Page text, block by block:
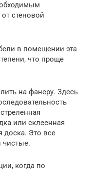
стеновой
в помещении эта
что проще
на фанеру. Здесь
или склеенная
доска. Это все
чистые.
когда по